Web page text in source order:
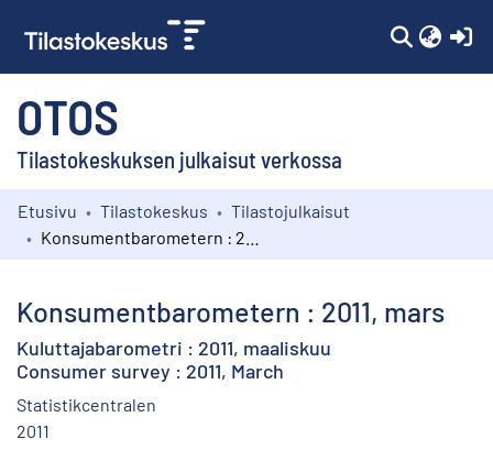
OTOS
Tilastokeskuksen julkaisut verkossa
Kokoelmat
Etusivu Tilastokeskus
Tilastojulkaisut
Konsumentbarometern : 2011, mars
Kuluttajabarometri : 2011, maaliskuu
Consumer survey : 2011, March
Statistikcentralen
2011